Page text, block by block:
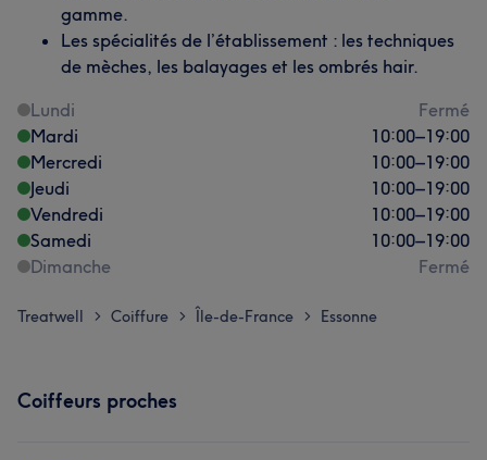
gamme.
Les spécialités de l’établissement : les techniques
de mèches, les balayages et les ombrés hair.
Lundi
Fermé
Mardi
10:00–19:00
Mercredi
10:00–19:00
Jeudi
10:00–19:00
Vendredi
10:00–19:00
Samedi
10:00–19:00
Dimanche
Fermé
Treatwell > Coiffure > Île-de-France > Essonne
Coiffeurs proches